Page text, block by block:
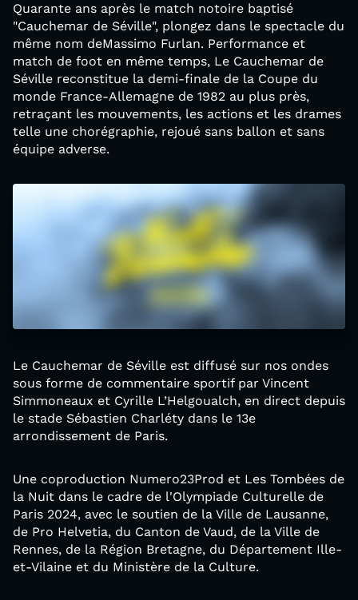
Quarante ans après le match notoire baptisé
"Cauchemar de Séville", plongez dans le spectacle du
même nom deMassimo Furlan. Performance et
match de foot en même temps, Le Cauchemar de
Séville reconstitue la demi-finale de la Coupe du
monde France-Allemagne de 1982 au plus près,
retraçant les mouvements, les actions et les drames
telle une chorégraphie, rejoué sans ballon et sans
équipe adverse.
Le Cauchemar de Séville est diffusé sur nos ondes
sous forme de commentaire sportif par Vincent
Simmoneaux et Cyrille L’Helgoualch, en direct depuis
le stade Sébastien Charléty dans le 13e
arrondissement de Paris.
Une coproduction Numero23Prod et Les Tombées de
la Nuit dans le cadre de l'Olympiade Culturelle de
Paris 2024, avec le soutien de la Ville de Lausanne,
de Pro Helvetia, du Canton de Vaud, de la Ville de
Rennes, de la Région Bretagne, du Département Ille-
et-Vilaine et du Ministère de la Culture.